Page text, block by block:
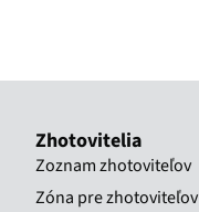
Zhotovitelia
Zoznam zhotoviteľov
Zóna pre zhotoviteľov